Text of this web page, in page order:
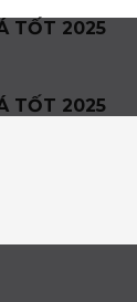
TỐT 2025
TỐT 2025